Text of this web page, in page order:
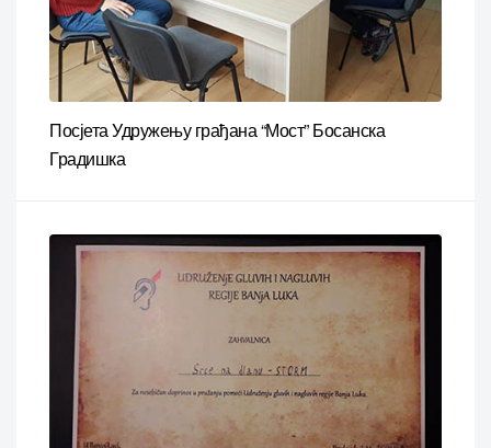
Посјета Удружењу грађана “Мост” Босанска
Градишка